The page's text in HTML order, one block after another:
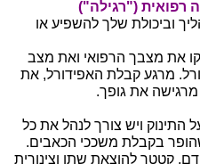
רפואית ("רגילה")
וביכולת שלך להשפיע או
את מצבך הרפואי ואת מצב
מרגע קבלת האפידורל, את
את גופך.
התינוק ויש צורך לנהל את כל
בקבלת משככי הכאבים.
קטטר להוצאת שתן וצינורית